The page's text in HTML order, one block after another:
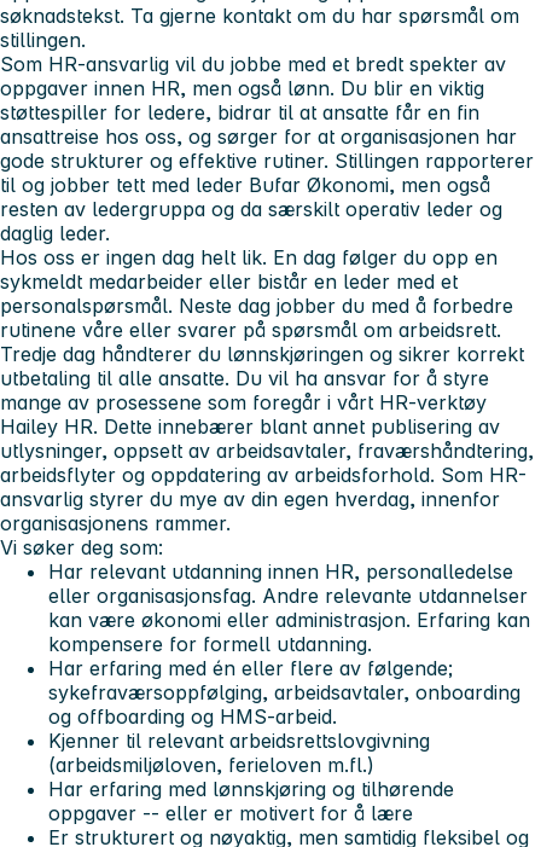
søknadstekst. Ta gjerne kontakt om du har spørsmål om
stillingen.
Som HR-ansvarlig vil du jobbe med et bredt spekter av
oppgaver innen HR, men også lønn. Du blir en viktig
støttespiller for ledere, bidrar til at ansatte får en fin
ansattreise hos oss, og sørger for at organisasjonen har
gode strukturer og effektive rutiner. Stillingen rapporterer
til og jobber tett med leder Bufar Økonomi, men også
resten av ledergruppa og da særskilt operativ leder og
daglig leder.
Hos oss er ingen dag helt lik. En dag følger du opp en
sykmeldt medarbeider eller bistår en leder med et
personalspørsmål. Neste dag jobber du med å forbedre
rutinene våre eller svarer på spørsmål om arbeidsrett.
Tredje dag håndterer du lønnskjøringen og sikrer korrekt
utbetaling til alle ansatte. Du vil ha ansvar for å styre
mange av prosessene som foregår i vårt HR-verktøy
Hailey HR. Dette innebærer blant annet publisering av
utlysninger, oppsett av arbeidsavtaler, fraværshåndtering,
arbeidsflyter og oppdatering av arbeidsforhold. Som HR-
ansvarlig styrer du mye av din egen hverdag, innenfor
organisasjonens rammer.
Vi søker deg som:
Har relevant utdanning innen HR, personalledelse
eller organisasjonsfag. Andre relevante utdannelser
kan være økonomi eller administrasjon. Erfaring kan
kompensere for formell utdanning.
Har erfaring med én eller flere av følgende;
sykefraværsoppfølging, arbeidsavtaler, onboarding
og offboarding og HMS-arbeid.
Kjenner til relevant arbeidsrettslovgivning
(arbeidsmiljøloven, ferieloven m.fl.)
Har erfaring med lønnskjøring og tilhørende
oppgaver -- eller er motivert for å lære
Er strukturert og nøyaktig, men samtidig fleksibel og